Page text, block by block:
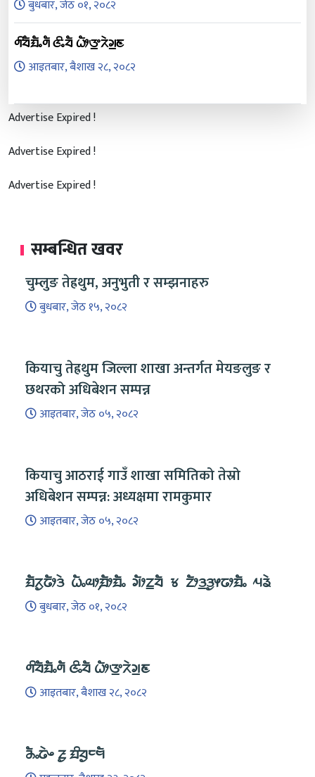
बुधबार, जेठ ०१, २०८२
ᤛᤡᤔᤠᤀᤠᤱᤛᤠ ᤜᤡᤱᤔᤠ ᤐᤥᤅ᤻ᤖᤧᤆ᤻ᤇ
आइतबार, बैशाख २८, २०८२
Advertise Expired !
Advertise Expired !
Advertise Expired !
सम्बन्धित खवर
चुम्लुङ तेह्रथुम, अनुभुती र सम्झनाहरु
बुधबार, जेठ १५, २०८२
कियाचु तेह्रथुम जिल्ला शाखा अन्तर्गत मेयङलुङ र
छथरको अधिबेशन सम्पन्न
आइतबार, जेठ ०५, २०८२
कियाचु आठराई गाउँ शाखा समितिको तेस्रो
अधिबेशन सम्पन्न: अध्यक्षमा रामकुमार
आइतबार, जेठ ०५, २०८२
ᤀᤠᤖᤢᤒᤥᤋᤧ ᤐᤠᤱᤓᤣ᤹ᤀᤥᤀᤠᤱ ᤆᤥᤁ᤻ᤔᤠ ᤃ ᤁᤥᤋ᤻ᤋᤢᤶᤒᤣᤀᤠᤱ ᤘᤕᤧ
बुधबार, जेठ ०१, २०८२
ᤛᤡᤔᤠᤀᤠᤱᤛᤠ ᤜᤡᤱᤔᤠ ᤐᤥᤅ᤻ᤖᤧᤆ᤻ᤇ
आइतबार, बैशाख २८, २०८२
ᤌᤠᤱᤒᤧᤴ ᤏᤢ ᤀᤡᤔᤢᤰᤗᤠ